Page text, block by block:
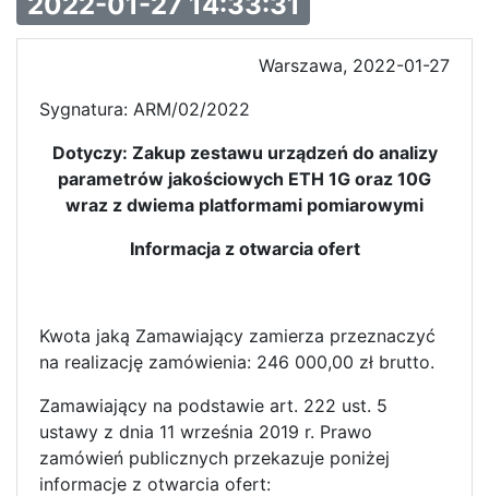
Warszawa, 2022-01-27
Sygnatura: ARM/02/2022
Dotyczy: Zakup zestawu urządzeń do analizy
parametrów jakościowych ETH 1G oraz 10G
wraz z dwiema platformami pomiarowymi
Informacja z otwarcia ofert
Kwota jaką Zamawiający zamierza przeznaczyć
na realizację zamówienia: 246 000,00 zł brutto.
Zamawiający na podstawie art. 222 ust. 5
ustawy z dnia 11 września 2019 r. Prawo
zamówień publicznych przekazuje poniżej
informacje z otwarcia ofert: